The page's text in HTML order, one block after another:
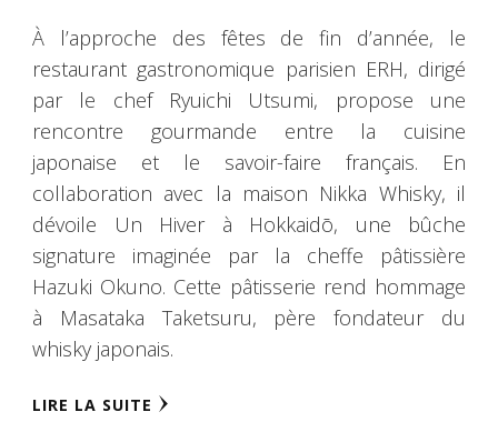
À l’approche des fêtes de fin d’année, le
restaurant gastronomique parisien ERH, dirigé
par le chef Ryuichi Utsumi, propose une
rencontre gourmande entre la cuisine
japonaise et le savoir-faire français. En
collaboration avec la maison Nikka Whisky, il
dévoile Un Hiver à Hokkaidō, une bûche
signature imaginée par la cheffe pâtissière
Hazuki Okuno. Cette pâtisserie rend hommage
à Masataka Taketsuru, père fondateur du
whisky japonais.
LIRE LA SUITE